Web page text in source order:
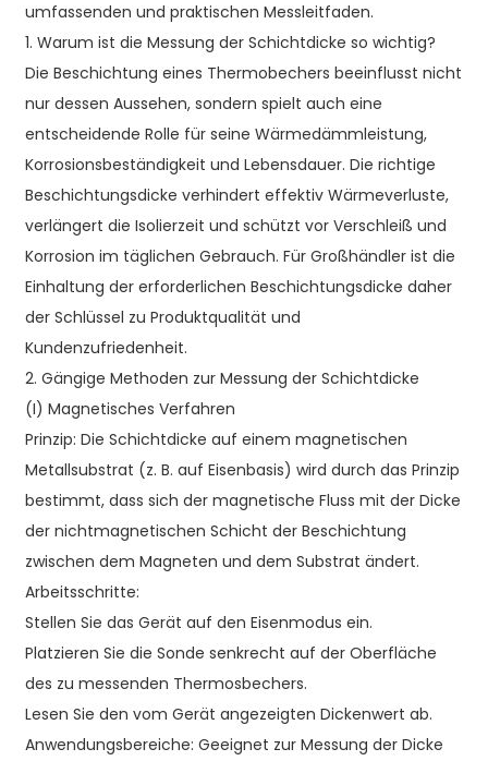
umfassenden und praktischen Messleitfaden.
1. Warum ist die Messung der Schichtdicke so wichtig?
Die Beschichtung eines Thermobechers beeinflusst nicht
nur dessen Aussehen, sondern spielt auch eine
entscheidende Rolle für seine Wärmedämmleistung,
Korrosionsbeständigkeit und Lebensdauer. Die richtige
Beschichtungsdicke verhindert effektiv Wärmeverluste,
verlängert die Isolierzeit und schützt vor Verschleiß und
Korrosion im täglichen Gebrauch. Für Großhändler ist die
Einhaltung der erforderlichen Beschichtungsdicke daher
der Schlüssel zu Produktqualität und
Kundenzufriedenheit.
2. Gängige Methoden zur Messung der Schichtdicke
(I) Magnetisches Verfahren
Prinzip: Die Schichtdicke auf einem magnetischen
Metallsubstrat (z. B. auf Eisenbasis) wird durch das Prinzip
bestimmt, dass sich der magnetische Fluss mit der Dicke
der nichtmagnetischen Schicht der Beschichtung
zwischen dem Magneten und dem Substrat ändert.
Arbeitsschritte:
Stellen Sie das Gerät auf den Eisenmodus ein.
Platzieren Sie die Sonde senkrecht auf der Oberfläche
des zu messenden Thermosbechers.
Lesen Sie den vom Gerät angezeigten Dickenwert ab.
Anwendungsbereiche: Geeignet zur Messung der Dicke